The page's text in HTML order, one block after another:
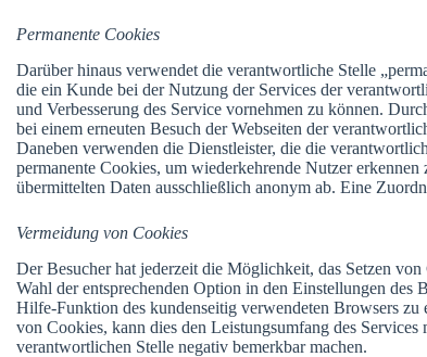
Permanente Cookies
Darüber hinaus verwendet die verantwortliche Stelle
die ein Kunde bei der Nutzung der Services der
und Verbesserung des Service vornehmen zu können.
bei einem erneuten Besuch der Webseiten der
Daneben verwenden die Dienstleister, die die
permanente Cookies, um wiederkehrende Nutzer
übermittelten Daten ausschließlich anonym ab. Eine
Vermeidung von Cookies
Der Besucher hat jederzeit die Möglichkeit, das Setzen
Wahl der entsprechenden Option in den Einstellungen des
Hilfe-Funktion des kundenseitig verwendeten Browsers
von Cookies, kann dies den Leistungsumfang des
verantwortlichen Stelle negativ bemerkbar machen.